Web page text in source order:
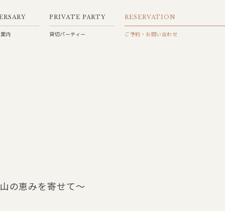
内
PRIVATE PARTY
貸切パーティー
RESERVATION
ご予約・お問い合わせ
の恵みを寄せて～